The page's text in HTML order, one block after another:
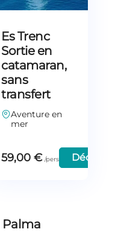
Es Trenc
Sortie en
catamaran,
sans
transfert
Aventure en
mer
59,00 € Découvrir
Palma